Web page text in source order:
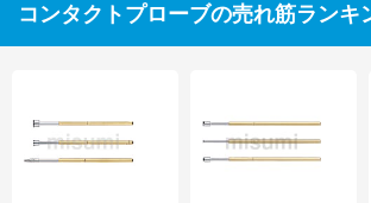
コンタクトプローブの売れ筋ランキ